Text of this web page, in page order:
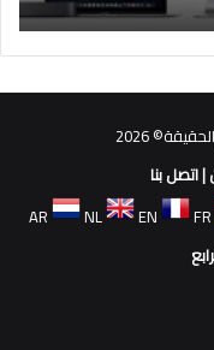
2026
|اتصل بنا
AR
NL EN FR